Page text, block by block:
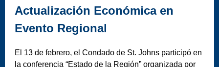
Actualización Económica en
Evento Regional
El 13 de febrero, el Condado de St. Johns participó en
la conferencia “Estado de la Región” organizada por